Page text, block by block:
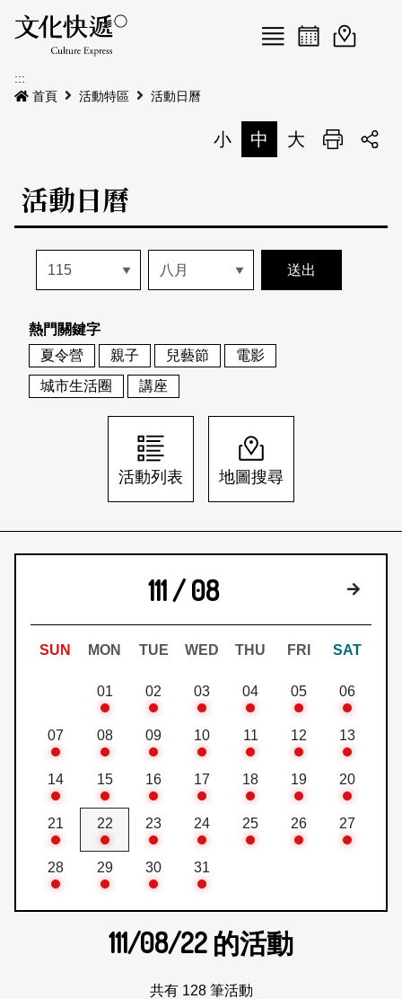
Menu
最新公告
本期專題
歷史專題
活動特區
活動列表
地圖搜尋
關於我們
關於我們
刊物索取地點
會員基本資料
刊登活動
網站導覽 English
日本語 登入/註冊
活動日曆活動地圖
:::
首頁
活動特區 活動日曆
小 中 大 列印
活動日曆
熱門關鍵字
夏令營
親子 兒藝節
電影
城市生活圈
講座
活動列表 地圖搜尋
111 / 08 下個月
SUN MON TUE WED THU FRI SAT
01 02 03 04 05 06
07 08 09 10 11 12 13
14 15 16 17 18 19 20
21 22 23 24 25 26 27
28 29 30 31
111/08/22 的活動
共有 128 筆活動